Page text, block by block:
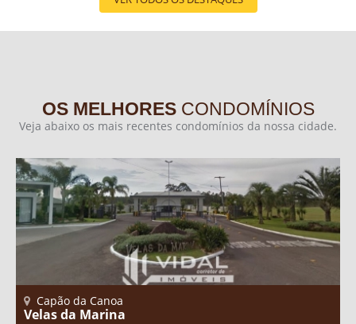
OS MELHORESCONDOMÍNIOS
Veja abaixo os mais recentes condomínios da nossa cidade.
Capão da Canoa
Velas da Marina